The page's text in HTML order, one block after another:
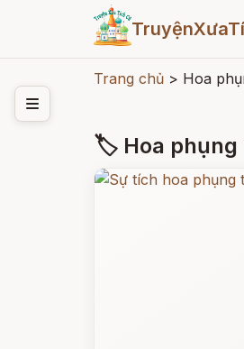
Trang chủ > Hoa
🏷 Hoa phụng